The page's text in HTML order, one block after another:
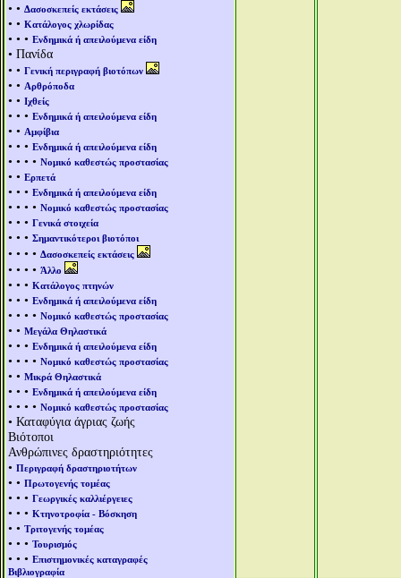
• • Δασοσκεπείς εκτάσεις
• • Κατάλογος χλωρίδας
• • • Ενδημικά ή απειλούμενα είδη
• Πανίδα
• • Γενική περιγραφή βιοτόπων
• • Αρθρόποδα
• • Ιχθείς
• • • Ενδημικά ή απειλούμενα είδη
• • Αμφίβια
• • • Ενδημικά ή απειλούμενα είδη
• • • • Νομικό καθεστώς προστασίας
• • Ερπετά
• • • Ενδημικά ή απειλούμενα είδη
• • • • Νομικό καθεστώς προστασίας
• • • Γενικά στοιχεία
• • • Σημαντικότεροι βιοτόποι
• • • • Δασοσκεπείς εκτάσεις
• • • • Άλλο
• • • Κατάλογος πτηνών
• • • Ενδημικά ή απειλούμενα είδη
• • • • Νομικό καθεστώς προστασίας
• • Μεγάλα Θηλαστικά
• • • Ενδημικά ή απειλούμενα είδη
• • • • Νομικό καθεστώς προστασίας
• • Μικρά Θηλαστικά
• • • Ενδημικά ή απειλούμενα είδη
• • • • Νομικό καθεστώς προστασίας
• Καταφύγια άγριας ζωής
Βιότοποι
Ανθρώπινες δραστηριότητες
• Περιγραφή δραστηριοτήτων
• • Πρωτογενής τομέας
• • • Γεωργικές καλλιέργειες
• • • Κτηνοτροφία - Βόσκηση
• • Τριτογενής τομέας
• • • Τουρισμός
• • • Επιστημονικές καταγραφές
Βιβλιογραφία